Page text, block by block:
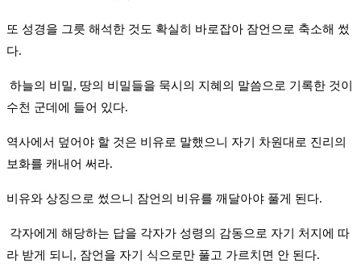
또 성경을 그릇 해석한 것도 확실히 바로잡아 잠언으로 축소해 썼
다.
하늘의 비밀, 땅의 비밀들을 묵시의 지혜의 말씀으로 기록한 것이
수천 군데에 들어 있다.
역사에서 덮어야 할 것은 비유로 말했으니 자기 차원대로 진리의
보화를 캐내어 써라.
비유와 상징으로 썼으니 잠언의 비유를 깨달아야 풀게 된다.
각자에게 해당하는 답을 각자가 성령의 감동으로 자기 처지에 따
라 받게 되니, 잠언을 자기 식으로만 풀고 가르치면 안 된다.